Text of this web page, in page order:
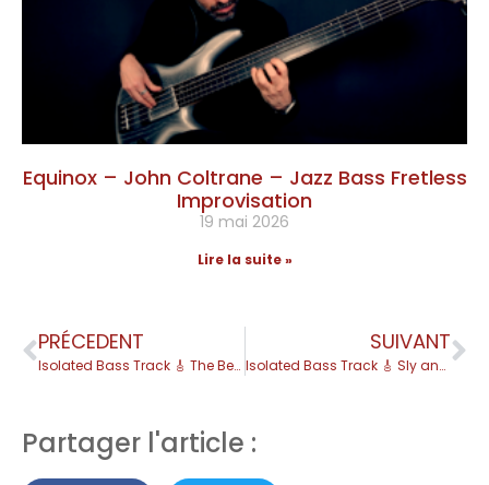
Equinox – John Coltrane – Jazz Bass Fretless
Improvisation
19 mai 2026
Lire la suite »
PRÉCEDENT
Isolated Bass Track 🎸 The Beatles – Come Together
SUIVANT
Isolated Bass Track 🎸 Sly and The Family Stones – Thank You
Partager l'article :